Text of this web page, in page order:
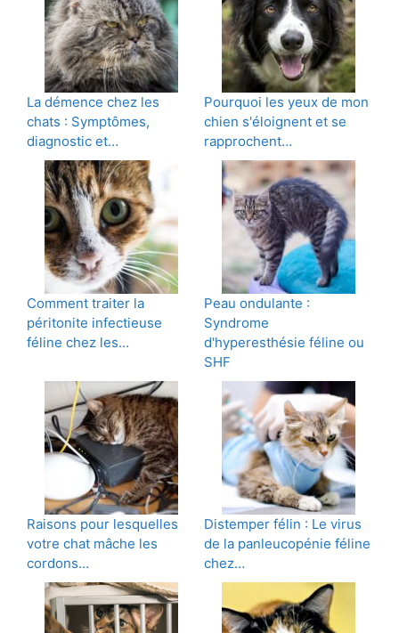
La démence chez les
chats : Symptômes,
diagnostic et…
Pourquoi les yeux de mon
chien s'éloignent et se
rapprochent…
Comment traiter la
péritonite infectieuse
féline chez les…
Peau ondulante :
Syndrome
d'hyperesthésie féline ou
SHF
Raisons pour lesquelles
votre chat mâche les
cordons…
Distemper félin : Le virus
de la panleucopénie féline
chez…